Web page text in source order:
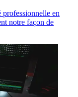
professionnelle en
notre façon de